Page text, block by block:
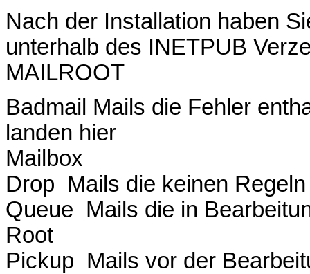
Nach der Installation haben
unterhalb des INETPUB
MAILROOT
Badmail Mails die Fehler
landen hier
Mailbox
Drop Mails die keinen
Queue Mails die in
Root
Pickup Mails vor der